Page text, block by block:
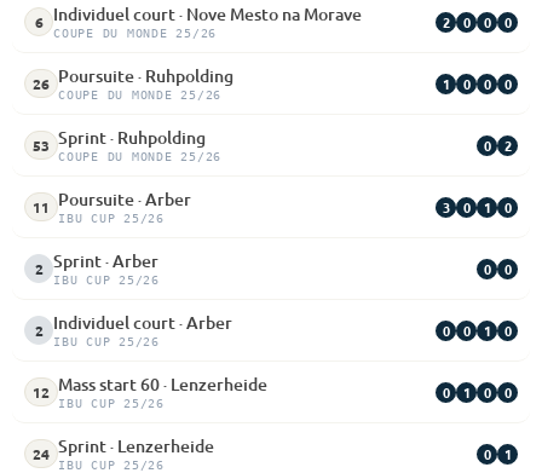
6 Individuel court · Nove Mesto na Morave
COUPE DU MONDE 25/26
2 0 0 0
26 Poursuite · Ruhpolding
COUPE DU MONDE 25/26
1 0 0 0
53 Sprint · Ruhpolding
COUPE DU MONDE 25/26
0 2
11 Poursuite · Arber
IBU CUP 25/26
3 0 1 0
2 Sprint · Arber
IBU CUP 25/26
0 0
2 Individuel court · Arber
IBU CUP 25/26
0 0 1 0
12 Mass start 60 · Lenzerheide
IBU CUP 25/26
0 1 0 0
24 Sprint · Lenzerheide
IBU CUP 25/26
0 1